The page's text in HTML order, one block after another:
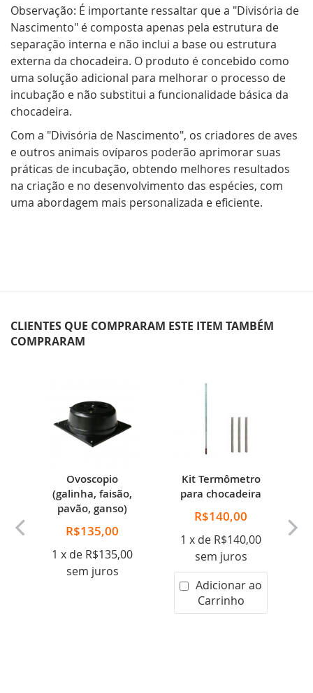
Observação: É importante ressaltar que a "Divisória de
Nascimento" é composta apenas pela estrutura de
separação interna e não inclui a base ou estrutura
externa da chocadeira. O produto é concebido como
uma solução adicional para melhorar o processo de
incubação e não substitui a funcionalidade básica da
chocadeira.
Com a "Divisória de Nascimento", os criadores de aves
e outros animais ovíparos poderão aprimorar suas
práticas de incubação, obtendo melhores resultados
na criação e no desenvolvimento das espécies, com
uma abordagem mais personalizada e eficiente.
CLIENTES QUE COMPRARAM ESTE ITEM TAMBÉM
COMPRARAM
Ovoscopio
(galinha, faisão,
pavão, ganso)
R$135,00
1 x de R$135,00
sem juros
Kit Termômetro
para chocadeira
R$140,00
1 x de R$140,00
sem juros
Adicionar ao
Carrinho